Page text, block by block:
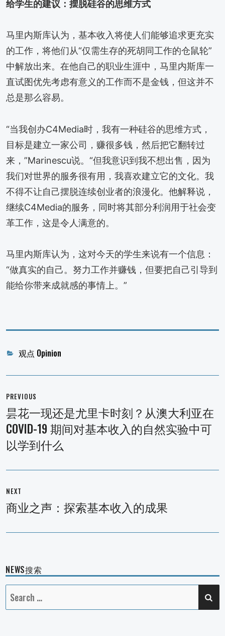
给学生的建议：摆脱硅谷的思维方式
马里内斯库认为，基本收入将使人们能够追求更充实
的工作，将他们从“仅需生存的死胡同工作的仓鼠轮”
中解放出来。在他自己的职业生涯中，马里内斯库一
直试图优先考虑有意义的工作而不是金钱，但这并不
总是那么容易。
“当我创办C4Media时，我有一种硅谷的思维方式，
目标是建立一家公司，赚很多钱，然后把它翻转过
来，”Marinescu说。“但我意识到我不想出售，因为
我们对世界的服务很有用，我喜欢建立它的文化。我
不得不让自己摆脱连续创业者的浪漫化。他解释说，
继续C4Media的服务，同时将其部分利润用于社会变
革工作，这是令人满意的。
马里内斯库认为，这对今天的学生来说有一个信息：
“做真实的自己。努力工作并赚钱，但要把自己引导到
能给你带来成就感的事情上。”
Categories
观点 Opinion
章
导
航
PREVIOUS
Previous
post:
昙花一现还是尤里卡时刻？从澳大利亚在
COVID-19 期间对基本收入的自然实验中可
以学到什么
NEXT
Next
商业之声：探索基本收入的成果
NEWS搜索
Search
for: